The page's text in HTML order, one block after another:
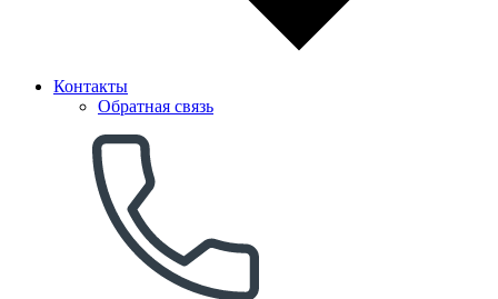
Контакты
Обратная связь